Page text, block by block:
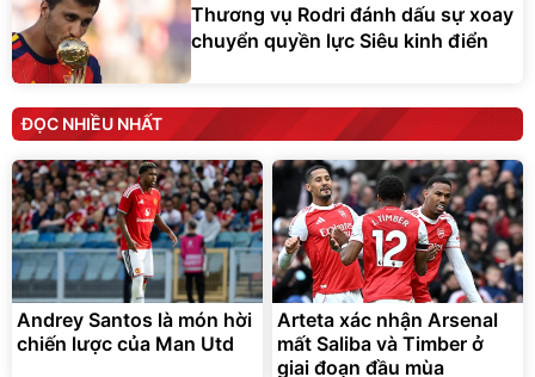
Thương vụ Rodri đánh dấu sự xoay
chuyển quyền lực Siêu kinh điển
ĐỌC NHIỀU NHẤT
Andrey Santos là món hời
chiến lược của Man Utd
Arteta xác nhận Arsenal
mất Saliba và Timber ở
giai đoạn đầu mùa